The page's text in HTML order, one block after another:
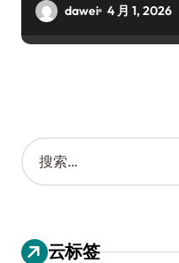
dawei 4 月 1, 2026
搜
索
：
云标签